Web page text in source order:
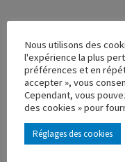
VOITURE
CITROEN DS21
Réf. : 100224
Rupture de stock
Caractéristique
Nous utilisons des
l'expérience la plus
préférences et en
accepter », vous
Cependant, vous
des cookies » pour
Réglages des cookies